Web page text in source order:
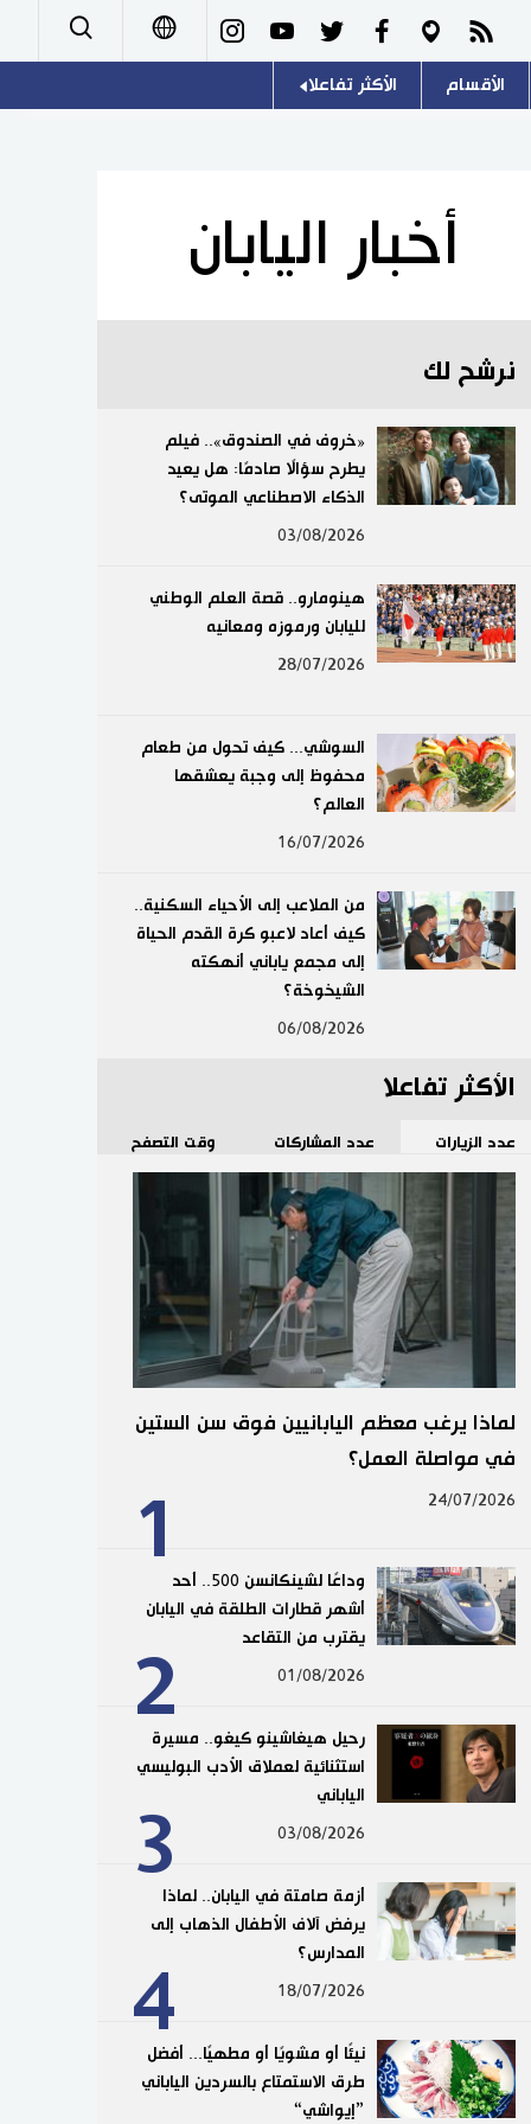
Русский
الأقسام
تجارب وآراء
سياسة
اقتصاد
مجتمع
ثقافة
طوكيو
الأكثر تفاعلا
هو وهي
المطبخ الياباني
أخبار اليابان
نرشح لك
«خروف في الصندوق».. فيلم
يطرح سؤالًا صادمًا: هل يعيد
الذكاء الاصطناعي الموتى؟
03/08/2026
هينومارو.. قصة العلم الوطني
لليابان ورموزه ومعانيه
28/07/2026
السوشي... كيف تحول من طعام
محفوظ إلى وجبة يعشقها
العالم؟
16/07/2026
من الملاعب إلى الأحياء السكنية..
كيف أعاد لاعبو كرة القدم الحياة
إلى مجمع ياباني أنهكته
الشيخوخة؟
06/08/2026
الأكثر تفاعلا
عدد الزيارات عدد المشاركات وقت التصفح
1
لماذا يرغب معظم اليابانيين فوق سن الستين
في مواصلة العمل؟
24/07/2026
2
وداعًا لشينكانسن 500.. أحد
أشهر قطارات الطلقة في اليابان
يقترب من التقاعد
01/08/2026
3
رحيل هيغاشينو كيغو.. مسيرة
استثنائية لعملاق الأدب البوليسي
الياباني
03/08/2026
4
أزمة صامتة في اليابان.. لماذا
يرفض آلاف الأطفال الذهاب إلى
المدارس؟
18/07/2026
نيئًا أو مشويًا أو مطهيًا... أفضل
طرق الاستمتاع بالسردين الياباني
”إيواشي“